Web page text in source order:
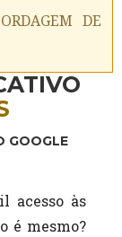
DE
GOOGLE
acesso às
é mesmo?